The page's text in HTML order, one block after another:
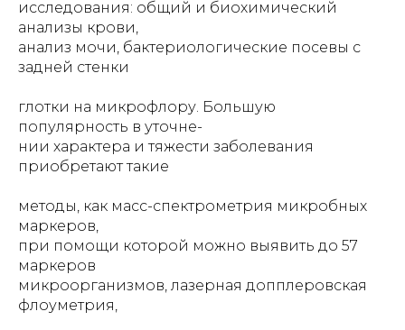
исследования: общий и биохимический
анализы крови,
анализ мочи, бактериологические посевы с
задней стенки
глотки на микрофлору. Большую
популярность в уточне-
нии характера и тяжести заболевания
приобретают такие
методы, как масс-спектрометрия микробных
маркеров,
при помощи которой можно выявить до 57
маркеров
микроорганизмов, лазерная допплеровская
флоуметрия,